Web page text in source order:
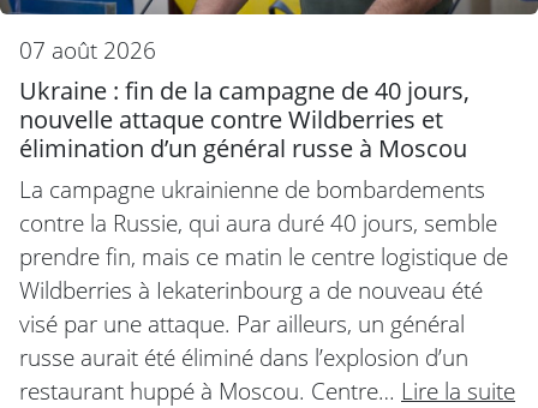
07 août 2026
Ukraine : fin de la campagne de 40 jours,
nouvelle attaque contre Wildberries et
élimination d’un général russe à Moscou
La campagne ukrainienne de bombardements
contre la Russie, qui aura duré 40 jours, semble
prendre fin, mais ce matin le centre logistique de
Wildberries à Iekaterinbourg a de nouveau été
visé par une attaque. Par ailleurs, un général
russe aurait été éliminé dans l’explosion d’un
restaurant huppé à Moscou. Centre… Lire la suite